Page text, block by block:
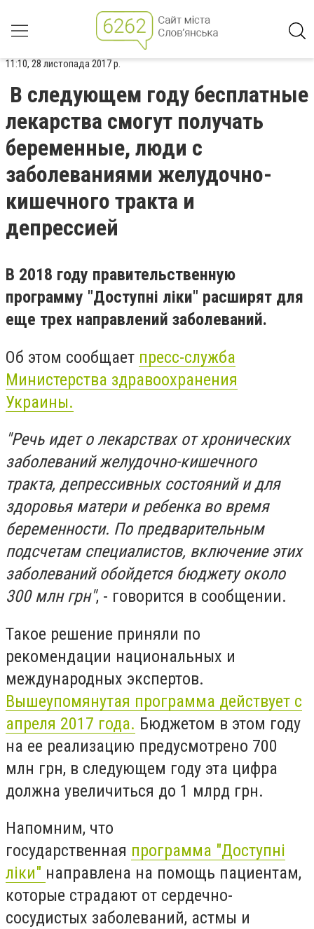
11:10, 28 листопада 2017 р.
В следующем году бесплатные
лекарства смогут получать
беременные, люди с
заболеваниями желудочно-
кишечного тракта и
депрессией
В 2018 году правительственную
программу "Доступні ліки" расширят для
еще трех направлений заболеваний.
Об этом сообщает пресс-служба
Министерства здравоохранения
Украины.
"Речь идет о лекарствах от хронических
заболеваний желудочно-кишечного
тракта, депрессивных состояний и для
здоровья матери и ребенка во время
беременности. По предварительным
подсчетам специалистов, включение этих
заболеваний обойдется бюджету около
300 млн грн", - говорится в сообщении.
Такое решение приняли по
рекомендации национальных и
международных экспертов.
Вышеупомянутая программа действует с
апреля 2017 года. Бюджетом в этом году
на ее реализацию предусмотрено 700
млн грн, в следующем году эта цифра
должна увеличиться до 1 млрд грн.
Напомним, что
государственная программа "Доступні
ліки" направлена на помощь пациентам,
которые страдают от сердечно-
сосудистых заболеваний, астмы и